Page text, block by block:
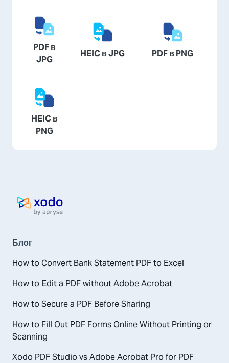
PDF в
JPG
HEIC в JPG PDF в PNG
HEIC в
PNG
Домой
Блог
How to Convert Bank Statement PDF to Excel
How to Edit a PDF without Adobe Acrobat
How to Secure a PDF Before Sharing
How to Fill Out PDF Forms Online Without Printing or
Scanning
Xodo PDF Studio vs Adobe Acrobat Pro for PDF